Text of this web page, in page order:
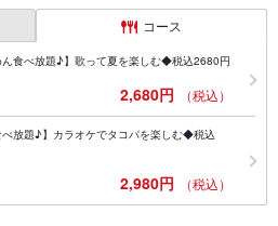
コース
ん食べ放題♪】歌って夏を楽しむ◆税込2680円
2,680円 （税込）
べ放題♪】カラオケでタコパを楽しむ◆税込
2,980円 （税込）